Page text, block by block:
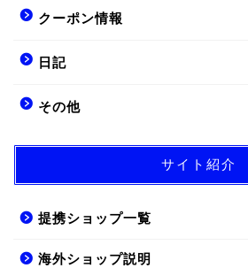
クーポン情報
日記
その他
サイト紹介
提携ショップ一覧
海外ショップ説明